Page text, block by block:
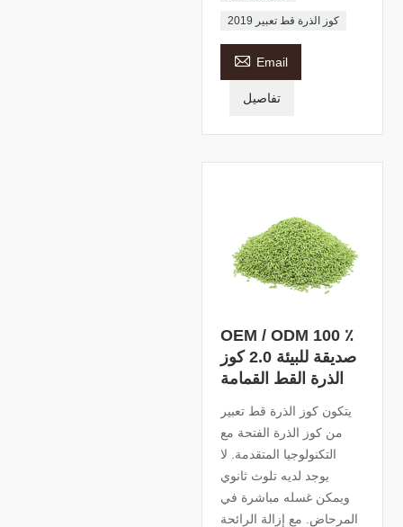
2019 كوز الذرة قط تعبير
 Email
تفاصيل
OEM / ODM 100 ٪
صديقة للبيئة 2.0 كوز
الذرة القط القمامة
يتكون كوز الذرة قط تعبير
من كوز الذرة الفتحة مع
التكنولوجيا المتقدمة. لا
يوجد لديه تلوث ثانوي
ويمكن غسله مباشرة في
المرحاض. مع إزالة الرائحة